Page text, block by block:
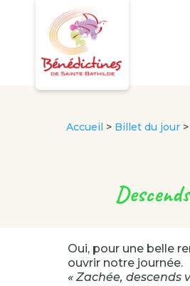
Accueil > Billet du jour >
Oui, pour une belle
ouvrir notre journée.
« Zachée, descends